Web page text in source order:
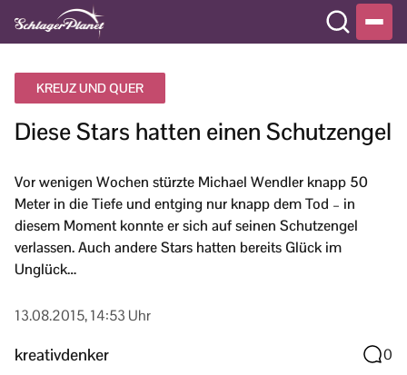
KREUZ UND QUER
Diese Stars hatten einen Schutzengel
Vor wenigen Wochen stürzte Michael Wendler knapp 50
Meter in die Tiefe und entging nur knapp dem Tod – in
diesem Moment konnte er sich auf seinen Schutzengel
verlassen. Auch andere Stars hatten bereits Glück im
Unglück…
13.08.2015, 14:53 Uhr
kreativdenker 0